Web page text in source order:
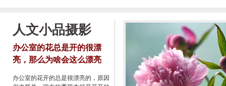
但是特意去玩还真就没有过，这样的
一个周末游恰好满足我们的小愿望。
人文小品摄影
办公室的花总是开的很漂
亮，那么为啥会这么漂亮
办公室的花开的总是很漂亮的，原因